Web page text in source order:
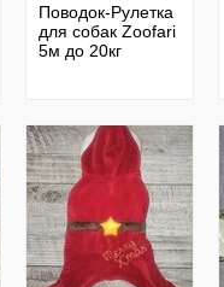
Поводок-Рулетка
для собак Zoofari
5м до 20кг